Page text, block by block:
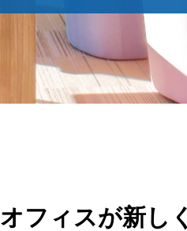
オフィスが新し